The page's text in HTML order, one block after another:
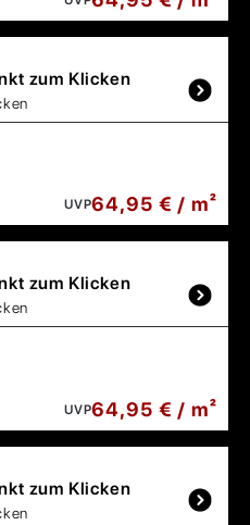
zum Klicken
UVP64,95 € / m²
zum Klicken
UVP64,95 € / m²
zum Klicken